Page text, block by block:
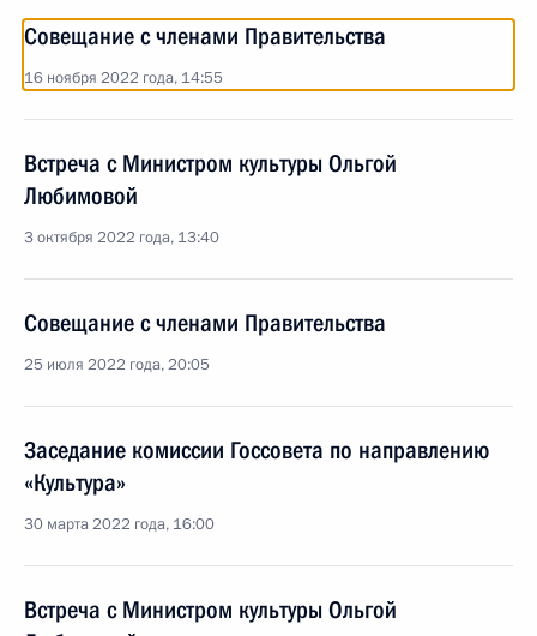
Совещание с членами Правительства
16 ноября 2022 года, 14:55
Встреча с Министром культуры Ольгой
Любимовой
3 октября 2022 года, 13:40
Совещание с членами Правительства
25 июля 2022 года, 20:05
Заседание комиссии Госсовета по направлению
«Культура»
30 марта 2022 года, 16:00
Встреча с Министром культуры Ольгой